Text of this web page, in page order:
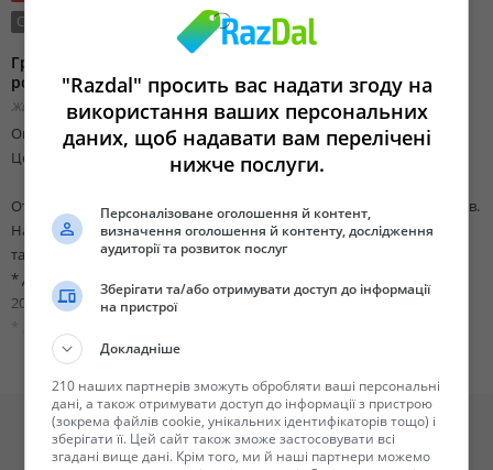
Состояние: Тип сделки:Продажа
Гранитные букинские вазы от производителя оптом и в
розницу
Житомирская область, Коростышев, Изменено 03 декабря 2018 18:48
Опт от 1 ящика
Цена договорная, пишите в вайбер или звоните по тел.
Отправим любой почтовой службой или самовывоз г. Коростышев.
На большие заказы делаем хорошие скидки!
так же есть другие размеры и формы ваз.
* доступные размеры для заказа:
20*15, 25 *15, 30*15, 40*15, 40*20, 50*20, 60*20
* доступный камень для заказа:
габбро буки, габбро местный, покостовка, лезник, капуста,
Контактные телефоны:
Есть viber на лайфе и киевстаре
"Razdal" просить вас надати згоду на
використання ваших персональних
даних, щоб надавати вам перелічені
нижче послуги.
Персоналізоване оголошення й контент,
визначення оголошення й контенту, дослідження
аудиторії та розвиток послуг
Зберігати та/або отримувати доступ до інформації
на пристрої
Докладніше
210 наших партнерів зможуть обробляти ваші персональні
дані, а також отримувати доступ до інформації з пристрою
(зокрема файлів cookie, унікальних ідентифікаторів тощо) і
зберігати її. Цей сайт також зможе застосовувати всі
згадані вище дані. Крім того, ми й наші партнери можемо